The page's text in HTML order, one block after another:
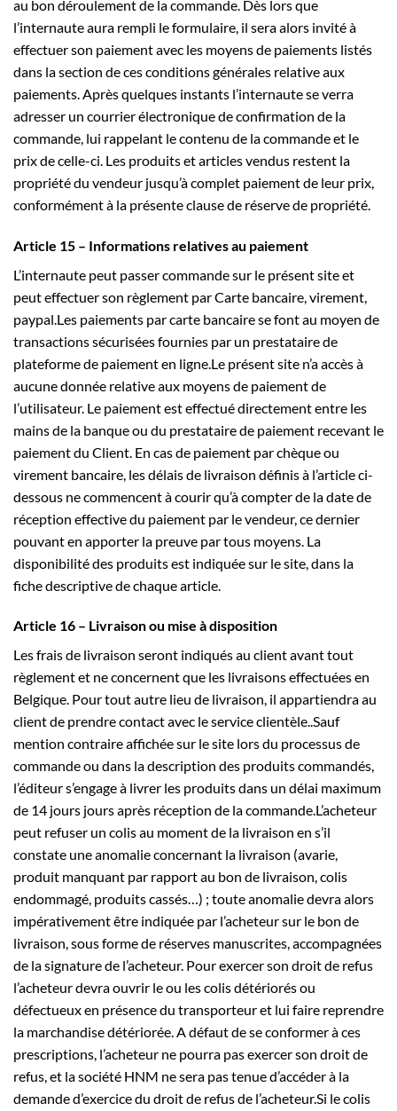
au bon déroulement de la commande. Dès lors que
l’internaute aura rempli le formulaire, il sera alors invité à
effectuer son paiement avec les moyens de paiements listés
dans la section de ces conditions générales relative aux
paiements. Après quelques instants l’internaute se verra
adresser un courrier électronique de confirmation de la
commande, lui rappelant le contenu de la commande et le
prix de celle-ci. Les produits et articles vendus restent la
propriété du vendeur jusqu’à complet paiement de leur prix,
conformément à la présente clause de réserve de propriété.
Article 15 – Informations relatives au paiement
L’internaute peut passer commande sur le présent site et
peut effectuer son règlement par Carte bancaire, virement,
paypal.Les paiements par carte bancaire se font au moyen de
transactions sécurisées fournies par un prestataire de
plateforme de paiement en ligne.Le présent site n’a accès à
aucune donnée relative aux moyens de paiement de
l’utilisateur. Le paiement est effectué directement entre les
mains de la banque ou du prestataire de paiement recevant le
paiement du Client. En cas de paiement par chèque ou
virement bancaire, les délais de livraison définis à l’article ci-
dessous ne commencent à courir qu’à compter de la date de
réception effective du paiement par le vendeur, ce dernier
pouvant en apporter la preuve par tous moyens. La
disponibilité des produits est indiquée sur le site, dans la
fiche descriptive de chaque article.
Article 16 – Livraison ou mise à disposition
Les frais de livraison seront indiqués au client avant tout
règlement et ne concernent que les livraisons effectuées en
Belgique. Pour tout autre lieu de livraison, il appartiendra au
client de prendre contact avec le service clientèle..Sauf
mention contraire affichée sur le site lors du processus de
commande ou dans la description des produits commandés,
l’éditeur s’engage à livrer les produits dans un délai maximum
de 14 jours jours après réception de la commande.L’acheteur
peut refuser un colis au moment de la livraison en s’il
constate une anomalie concernant la livraison (avarie,
produit manquant par rapport au bon de livraison, colis
endommagé, produits cassés…) ; toute anomalie devra alors
impérativement être indiquée par l’acheteur sur le bon de
livraison, sous forme de réserves manuscrites, accompagnées
de la signature de l’acheteur. Pour exercer son droit de refus
l’acheteur devra ouvrir le ou les colis détériorés ou
défectueux en présence du transporteur et lui faire reprendre
la marchandise détériorée. A défaut de se conformer à ces
prescriptions, l’acheteur ne pourra pas exercer son droit de
refus, et la société HNM ne sera pas tenue d’accéder à la
demande d’exercice du droit de refus de l’acheteur.Si le colis